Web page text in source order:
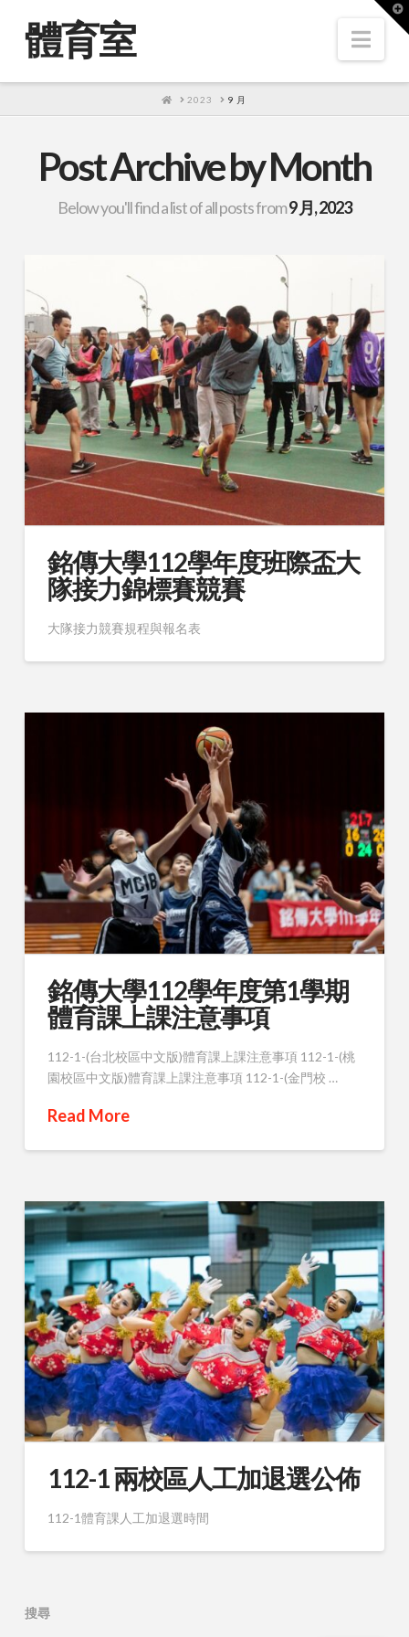
體育室
HOME
2023 9 月
Post Archive by Month
Below you'll find a list of all posts from9 月, 2023
銘傳大學112學年度班際盃大
隊接力錦標賽競賽
大隊接力競賽規程與報名表
銘傳大學112學年度第1學期
體育課上課注意事項
112-1-(台北校區中文版)體育課上課注意事項 112-1-(桃
園校區中文版)體育課上課注意事項 112-1-(金門校 …
Read More
112-1 兩校區人工加退選公佈
112-1體育課人工加退選時間
搜尋